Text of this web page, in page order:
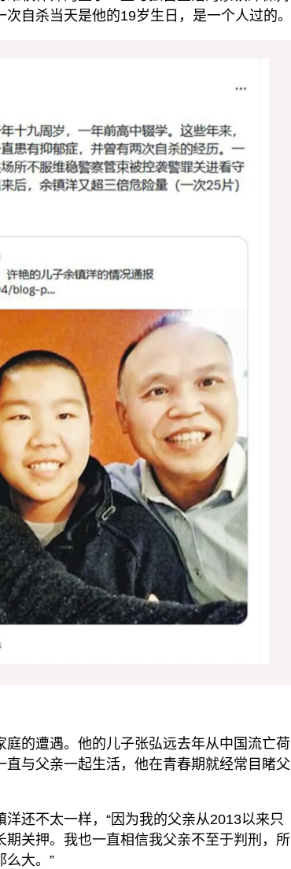
自杀当天是他的19岁生日，是一个人过的。
的遭遇。他的儿子张弘远去年从中国流亡荷
与父亲一起生活，他在青春期就经常目睹父
还不太一样，“因为我的父亲从2013以来只
关押。我也一直相信我父亲不至于判刑，所
么大。”